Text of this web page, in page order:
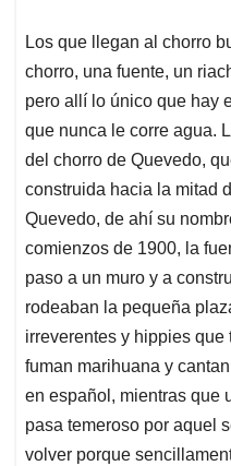
Los que llegan al chorro
chorro, una fuente, un
pero allí lo único que hay
que nunca le corre agua.
del chorro de Quevedo,
construida hacia la mitad
Quevedo, de ahí su
comienzos de 1900, la
paso a un muro y a
rodeaban la pequeña
irreverentes y hippies
fuman marihuana y
en español, mientras que
pasa temeroso por aquel
volver porque